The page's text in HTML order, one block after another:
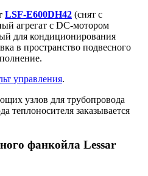
LSF-E600DH42 (снят с
агрегат с DC-мотором
для кондиционирования
в пространство подвесного
управления.
узлов для трубопровода
теплоносителя заказывается
фанкойла Lessar